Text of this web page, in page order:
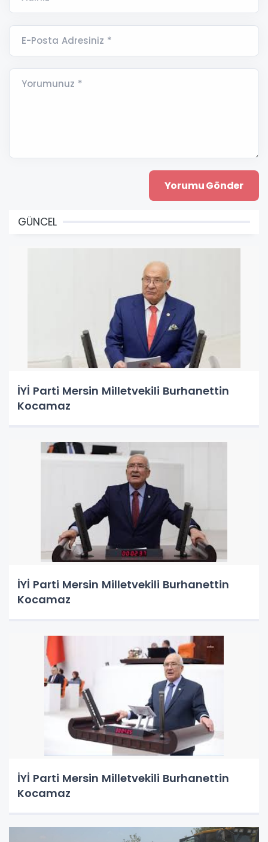
E-Posta Adresiniz *
Yorumunuz *
GÜNCEL
İYİ Parti Mersin Milletvekili Burhanettin
Kocamaz
İYİ Parti Mersin Milletvekili Burhanettin
Kocamaz
İYİ Parti Mersin Milletvekili Burhanettin
Kocamaz